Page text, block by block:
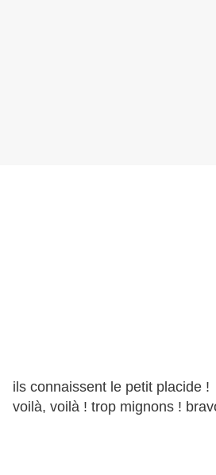
ils connaissent le petit placide !
voilà, voilà ! trop mignons !